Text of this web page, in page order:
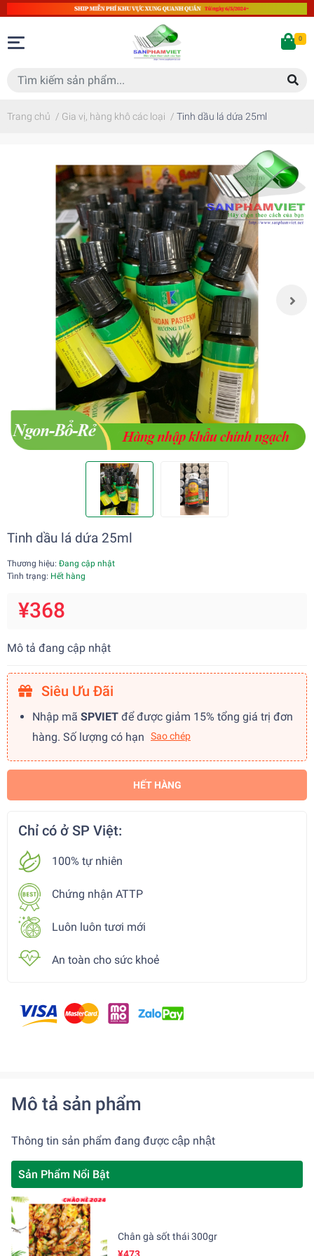
0
Trang chủ / Gia vị, hàng khô các loại / Tinh dầu lá dứa 25ml
Tinh dầu lá dứa 25ml
Thương hiệu: Đang cập nhật
Tình trạng: Hết hàng
¥368
Mô tả đang cập nhật
Siêu Ưu Đãi
Nhập mã SPVIET để được giảm 15% tổng giá trị đơn
hàng. Số lượng có hạn
Sao chép
HẾT HÀNG
Chỉ có ở SP Việt:
100% tự nhiên
Chứng nhận ATTP
Luôn luôn tươi mới
An toàn cho sức khoẻ
Mô tả sản phẩm
Thông tin sản phẩm đang được cập nhật
Sản Phẩm Nổi Bật
Chân gà sốt thái 300gr